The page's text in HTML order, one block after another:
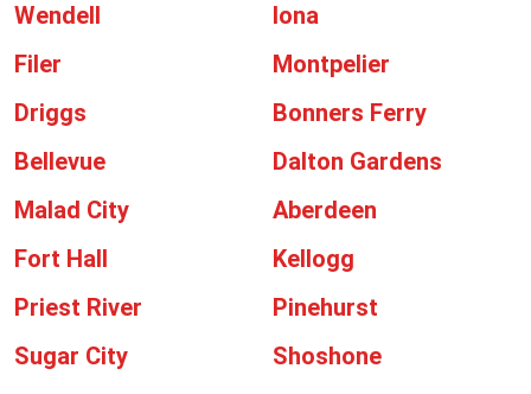
Wendell
Iona
Filer
Montpelier
Driggs
Bonners Ferry
Bellevue
Dalton Gardens
Malad City
Aberdeen
Fort Hall
Kellogg
Priest River
Pinehurst
Sugar City
Shoshone